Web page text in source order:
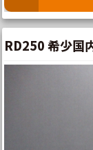
RD250 希少国